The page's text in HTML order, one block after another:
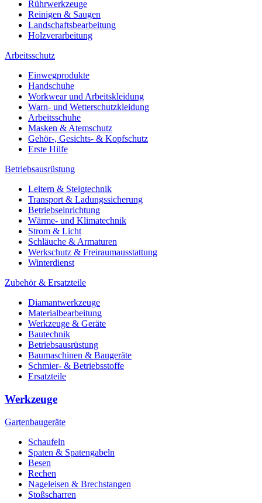
Rührwerkzeuge
Reinigen & Saugen
Landschaftsbearbeitung
Holzverarbeitung
Arbeitsschutz
Einwegprodukte
Handschuhe
Workwear und Arbeitskleidung
Warn- und Wetterschutzkleidung
Arbeitsschuhe
Masken & Atemschutz
Gehör-, Gesichts- & Kopfschutz
Erste Hilfe
Betriebsausrüstung
Leitern & Steigtechnik
Transport & Ladungssicherung
Betriebseinrichtung
Wärme- und Klimatechnik
Strom & Licht
Schläuche & Armaturen
Werkschutz & Freiraumausstattung
Winterdienst
Zubehör & Ersatzteile
Diamantwerkzeuge
Materialbearbeitung
Werkzeuge & Geräte
Bautechnik
Betriebsausrüstung
Baumaschinen & Baugeräte
Schmier- & Betriebsstoffe
Ersatzteile
Werkzeuge
Gartenbaugeräte
Schaufeln
Spaten & Spatengabeln
Besen
Rechen
Nageleisen & Brechstangen
Stoßscharren